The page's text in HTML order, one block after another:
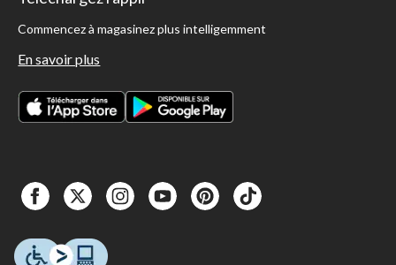
Commencez à magasinez plus intelligemment
En savoir plus